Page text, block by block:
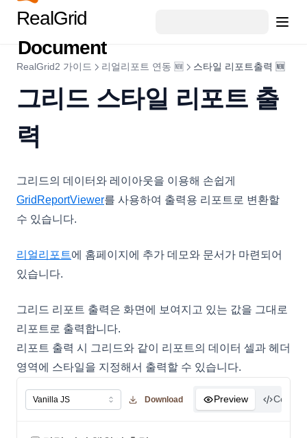
RealGrid
Document
RealGrid2 가이드 리얼리포트 연동 🆕 스타일 리포트출력 🆕
그리드 스타일 리포트 출
력
그리드의 데이터와 레이아웃을 이용해 손쉽게
GridReportViewer(opens in a new tab)
를 사용하여 출력용 리포트로 변환할
수 있습니다.
리얼리포트(opens in a new tab)
에 홈페이지에 추가 데모와 문서가 마련되어
있습니다.
그리드 리포트 출력은 화면에 보여지고 있는 값을 그대로
리포트로 출력합니다.
리포트 출력 시 그리드와 같이 리포트의 데이터 셀과 헤더
영역에 스타일을 지정해서 출력할 수 있습니다.
Download Preview Code